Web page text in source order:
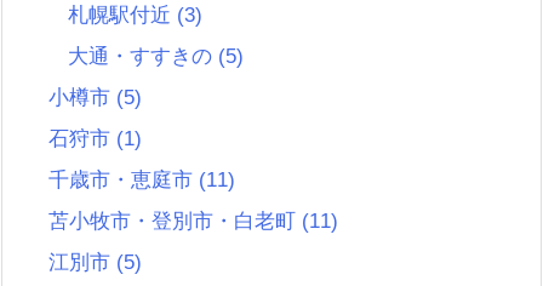
札幌駅付近 (3)
大通・すすきの (5)
小樽市 (5)
石狩市 (1)
千歳市・恵庭市 (11)
苫小牧市・登別市・白老町 (11)
江別市 (5)